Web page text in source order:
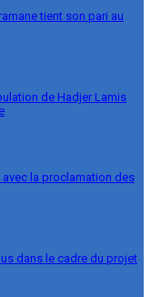
tient son pari au
de Hadjer Lamis
avec la proclamation des
dans le cadre du projet